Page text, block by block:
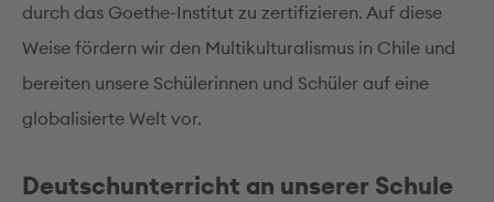
durch das Goethe-Institut zu zertifizieren. Auf diese
Weise fördern wir den Multikulturalismus in Chile und
bereiten unsere Schülerinnen und Schüler auf eine
globalisierte Welt vor.
Deutschunterricht an unserer Schule